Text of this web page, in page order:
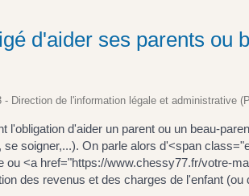
d'aider ses parents ou
- Direction de l'information légale et administrative
l'obligation d'aider un parent ou un beau-
se soigner,...). On parle alors d'<span
ou <a href="https://www.chessy77.fr/votre-
des revenus et des charges de l'enfant